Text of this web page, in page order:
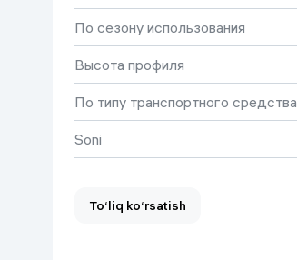
Maishiy kimyo
Kitoblar
Kiyim-kechak va Oyoq
По сезону использования
Высота профиля
По типу транспортного средства
Soni
To‘liq ko‘rsatish